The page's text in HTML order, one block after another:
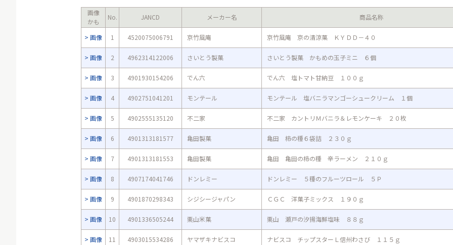
画像
かも
No. JANCD メーカー名 商品名称
画像 1 4520075006791 京竹風庵 京竹風庵 京の清涼菓 ＫＹＤＤ－４０
画像 2 4962314122006 さいとう製菓 さいとう製菓 かもめの玉子ミニ ６個
画像 3 4901930154206 でん六 でん六 塩トマト甘納豆 １００ｇ
画像 4 4902751041201 モンテール モンテール 塩バニラマンゴーシュークリーム １個
画像 5 4902555135120 不二家 不二家 カントリＭバニラ＆レモンケーキ ２０枚
画像 6 4901313181577 亀田製菓 亀田 柿の種６袋詰 ２３０ｇ
画像 7 4901313181553 亀田製菓 亀田 亀田の柿の種 辛ラーメン ２１０ｇ
画像 8 4907174041746 ドンレミー ドンレミー ５種のフルーツロール ５Ｐ
画像 9 4901870298343 シジシージャパン ＣＧＣ 洋菓子ミックス １９０ｇ
画像 10 4901336505244 栗山米菓 栗山 瀬戸の汐揚海鮮塩味 ８８ｇ
画像 11 4903015534286 ヤマザキナビスコ ナビスコ チップスターＬ信州わさび １１５ｇ